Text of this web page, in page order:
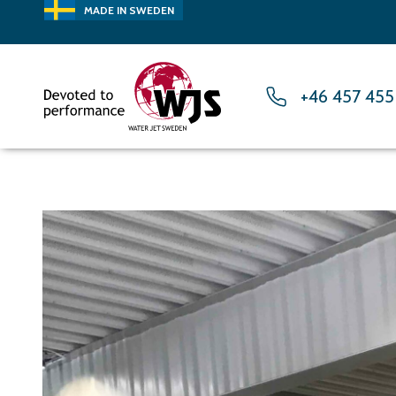
MADE IN SWEDEN
+46 457